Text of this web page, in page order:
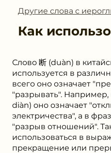
Другие слова с
Как
Слово 断 (duàn) в
используется в
всего оно означает
"разрывать". Например,
diàn) оно означает
электричества", а в
"разрыв отношений".
использоваться в
прекращение или